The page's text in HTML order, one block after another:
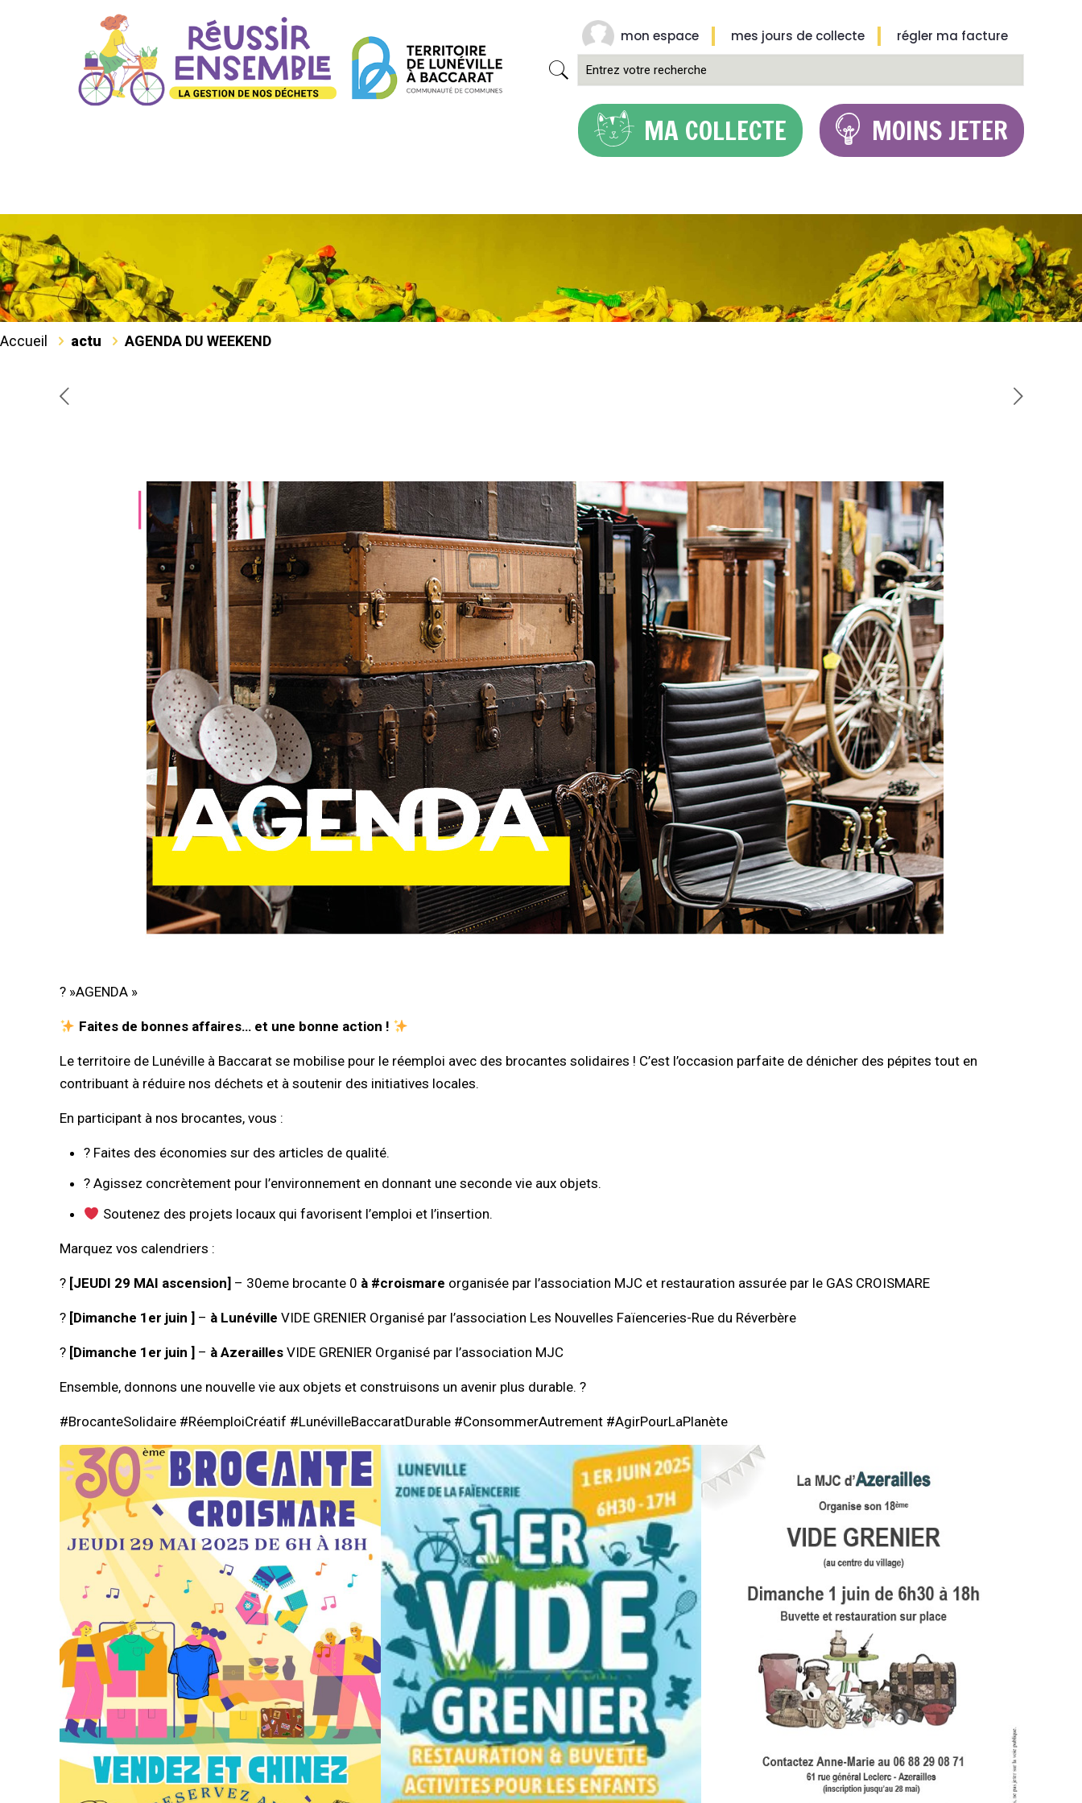
mon espace mes jours de collecte régler ma facture
MA COLLECTE MOINS JETER
Accueil actu AGENDA DU WEEKEND
? »AGENDA »
Faites de bonnes affaires… et une bonne action !
Le territoire de Lunéville à Baccarat se mobilise pour le réemploi avec des brocantes solidaires ! C’est l’occasion parfaite de dénicher des pépites tout en
contribuant à réduire nos déchets et à soutenir des initiatives locales.
En participant à nos brocantes, vous :
? Faites des économies sur des articles de qualité.
? Agissez concrètement pour l’environnement en donnant une seconde vie aux objets.
Soutenez des projets locaux qui favorisent l’emploi et l’insertion.
Marquez vos calendriers :
?️ [JEUDI 29 MAI ascension] – 30eme brocante 0 à #croismare organisée par l’association MJC et restauration assurée par le GAS CROISMARE
?️ [Dimanche 1er juin ] – à LunévilleVIDE GRENIER Organisé par l’association Les Nouvelles Faïenceries-Rue du Réverbère
?️ [Dimanche 1er juin ] – à AzeraillesVIDE GRENIER Organisé par l’association MJC
Ensemble, donnons une nouvelle vie aux objets et construisons un avenir plus durable. ?
#BrocanteSolidaire #RéemploiCréatif #LunévilleBaccaratDurable #ConsommerAutrement #AgirPourLaPlanète